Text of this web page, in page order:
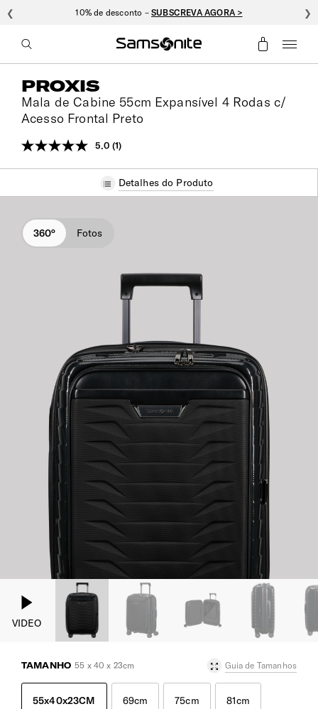
10% de desconto –SUBSCREVA AGORA >
❮ ❯
PROXIS
Mala de Cabine 55cm Expansível 4 Rodas c/
Acesso Frontal Preto
5.0 Leu
análise.
Link
para
(1)
Detalhes do Produto
360° Fotos
VIDEO
TAMANHO 55 x 40 x 23cm Guia de Tamanhos
55x40x23CM 69cm 75cm 81cm